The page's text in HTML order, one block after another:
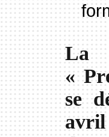
La
«
se
avril